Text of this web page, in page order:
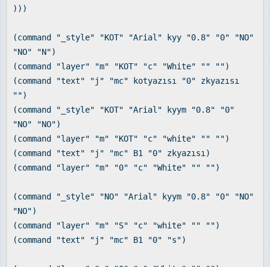
)))
(command "_style" "KOT" "Arial" kyy "0.8" "0" "NO"
"NO" "N")
(command "layer" "m" "KOT" "c" "White" "" "")
(command "text" "j" "mc" kotyazısı "0" zkyazısı
"")
(command "_style" "KOT" "Arial" kyym "0.8" "0"
"NO" "NO")
(command "layer" "m" "KOT" "c" "white" "" "")
(command "text" "j" "mc" B1 "0" zkyazısı)
(command "layer" "m" "0" "c" "White" "" "")
(command "_style" "NO" "Arial" kyym "0.8" "0" "NO"
"NO")
(command "layer" "m" "S" "c" "white" "" "")
(command "text" "j" "mc" B1 "0" "s")